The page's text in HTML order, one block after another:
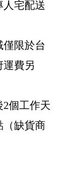
人宅配送
限於台
費另
個工作天
（缺貨商